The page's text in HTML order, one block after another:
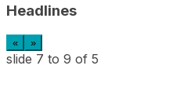
Headlines
« »
slide 7 to 9 of 5